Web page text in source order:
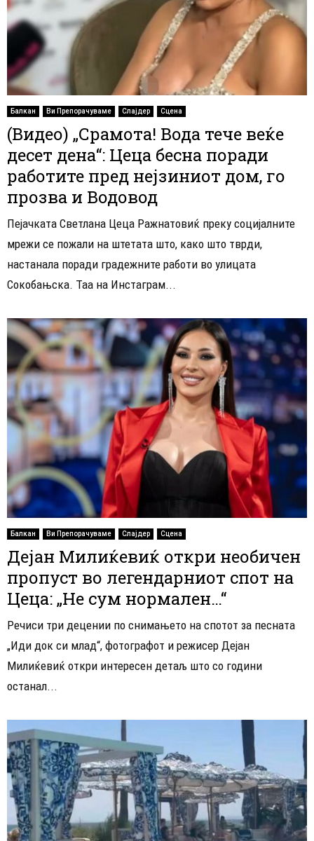
Балкан Ви Препорачуваме Слајдер Сцена
(Видео) „Срамота! Вода тече веќе
десет дена“: Цеца бесна поради
работите пред нејзиниот дом, го
прозва и Водовод
Пејачката Светлана Цеца Ражнатовиќ преку социјалните
мрежи се пожали на штетата што, како што тврди,
настанала поради градежните работи во улицата
Сокобањска. Таа на Инстаграм...
Балкан Ви Препорачуваме Слајдер Сцена
Дејан Милиќевиќ откри необичен
пропуст во легендарниот спот на
Цеца: „Не сум нормален…“
Речиси три децении по снимањето на спотот за песната
„Иди док си млад“, фотографот и режисер Дејан
Милиќевиќ откри интересен детаљ што со години
останал...